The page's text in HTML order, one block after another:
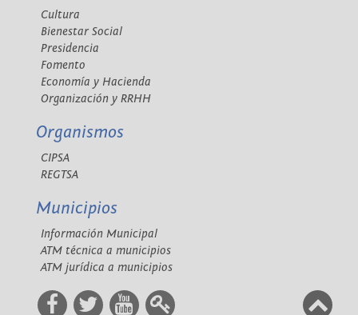
Cultura
Bienestar Social
Presidencia
Fomento
Economía y Hacienda
Organización y RRHH
Organismos
CIPSA
REGTSA
Municipios
Información Municipal
ATM técnica a municipios
ATM jurídica a municipios